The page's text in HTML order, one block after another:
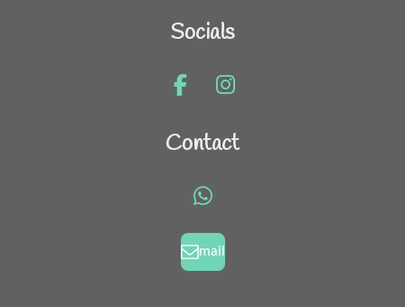
Socials
F
c
k
I
s
a
m
Contact
W
a
t
mail